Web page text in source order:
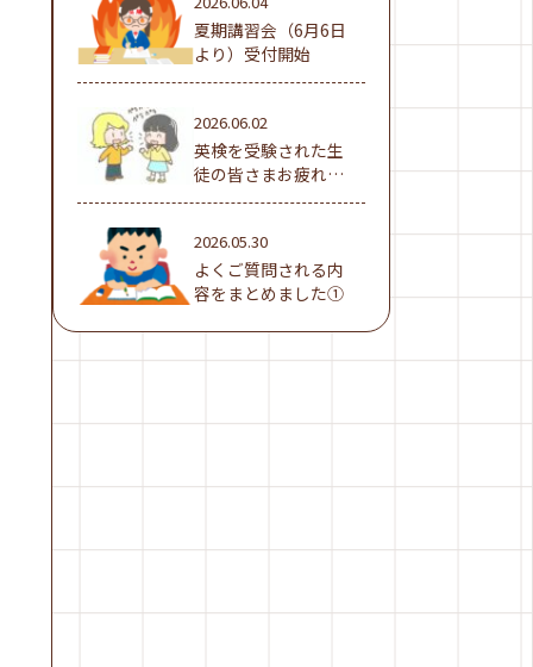
夏期講習会（6月6日
より）受付開始
2026.06.02
英検を受験された生
徒の皆さまお疲れ様
でした！
2026.05.30
よくご質問される内
容をまとめました①